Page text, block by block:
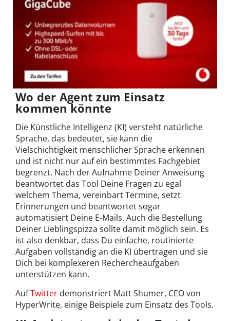
Wo der Agent zum Einsatz
kommen könnte
Die Künstliche Intelligenz (KI) versteht natürliche
Sprache, das bedeutet, sie kann die
Vielschichtigkeit menschlicher Sprache erkennen
und ist nicht nur auf ein bestimmtes Fachgebiet
begrenzt. Nach der Aufnahme Deiner Anweisung
beantwortet das Tool Deine Fragen zu egal
welchem Thema, vereinbart Termine, setzt
Erinnerungen und beantwortet sogar
automatisiert Deine E-Mails. Auch die Bestellung
Deiner Lieblingspizza sollte damit möglich sein. Es
ist also denkbar, dass Du einfache, routinierte
Aufgaben vollständig an die KI übertragen und sie
Dich bei komplexeren Rechercheaufgaben
unterstützen kann.
AufTwitter demonstriert Matt Shumer, CEO von
HyperWrite, einige Beispiele zum Einsatz des Tools.